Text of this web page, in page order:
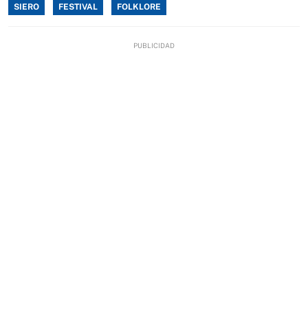
SIERO FESTIVAL FOLKLORE